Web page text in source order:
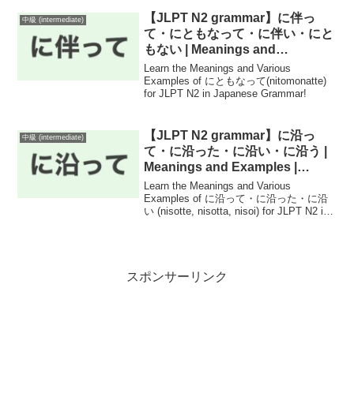
中級 (intermediate)
【JLPT N2 grammar】に伴っ
て・にともなって・に伴い・にと
もない | Meanings and
Examples | Japanese Grammar
Learn the Meanings and Various
Examples of にともなって(nitomonatte)
for JLPT N2 in Japanese Grammar!
中級 (intermediate)
【JLPT N2 grammar】に沿っ
て・に沿った・に沿い・に沿う |
Meanings and Examples |
Japanese Grammar
Learn the Meanings and Various
Examples of に沿って・に沿った・に沿
い (nisotte, nisotta, nisoi) for JLPT N2 in
スポンサーリンク